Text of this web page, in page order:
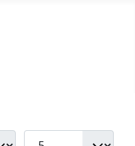
Cantidad a mostrar